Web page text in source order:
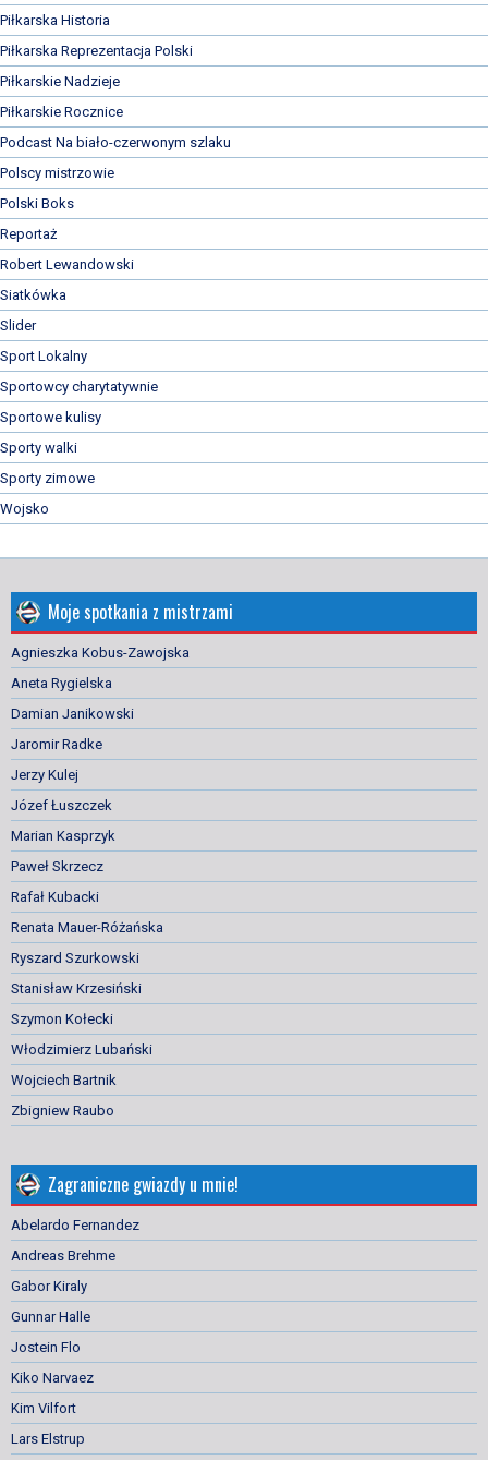
Piłkarska Historia
Piłkarska Reprezentacja Polski
Piłkarskie Nadzieje
Piłkarskie Rocznice
Podcast Na biało-czerwonym szlaku
Polscy mistrzowie
Polski Boks
Reportaż
Robert Lewandowski
Siatkówka
Slider
Sport Lokalny
Sportowcy charytatywnie
Sportowe kulisy
Sporty walki
Sporty zimowe
Wojsko
Moje spotkania z mistrzami
Agnieszka Kobus-Zawojska
Aneta Rygielska
Damian Janikowski
Jaromir Radke
Jerzy Kulej
Józef Łuszczek
Marian Kasprzyk
Paweł Skrzecz
Rafał Kubacki
Renata Mauer-Różańska
Ryszard Szurkowski
Stanisław Krzesiński
Szymon Kołecki
Włodzimierz Lubański
Wojciech Bartnik
Zbigniew Raubo
Zagraniczne gwiazdy u mnie!
Abelardo Fernandez
Andreas Brehme
Gabor Kiraly
Gunnar Halle
Jostein Flo
Kiko Narvaez
Kim Vilfort
Lars Elstrup